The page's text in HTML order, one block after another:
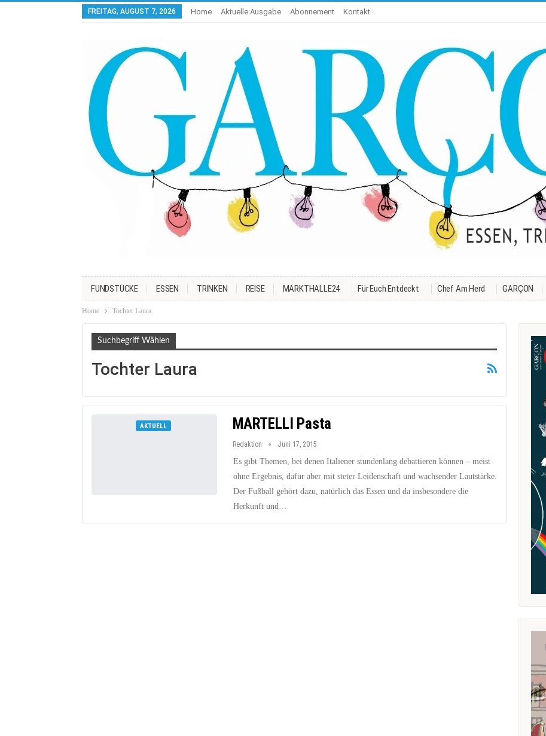
FREITAG, AUGUST 7, 2026 Home Aktuelle Ausgabe Abonnement Kontakt
FUNDSTÜCKE ESSEN TRINKEN REISE MARKTHALLE24 Für Euch Entdeckt Chef Am Herd GARÇON
Home Tochter Laura
Suchbegriff Wählen
Tochter Laura
AKTUELL MARTELLI Pasta
Redaktion Juni 17, 2015
Es gibt Themen, bei denen Italiener stundenlang debattieren können – meist
ohne Ergebnis, dafür aber mit steter Leidenschaft und wachsender Lautstärke.
Der Fußball gehört dazu, natürlich das Essen und da insbesondere die
Herkunft und…